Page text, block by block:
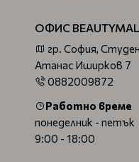
ОФИС
гр. София,
Атанас Иширков 7
0882009872
Работно време
понеделник - петък
9:00 - 18:00